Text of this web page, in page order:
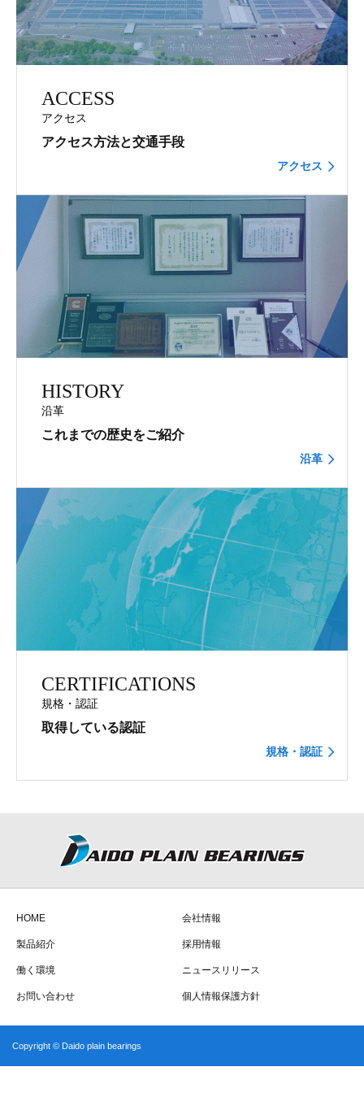
ACCESS
アクセス
アクセス方法と交通手段
アクセス
HISTORY
沿革
これまでの歴史をご紹介
沿革
CERTIFICATIONS
規格・認証
取得している認証
規格・認証
HOME 会社情報
製品紹介 採用情報
働く環境 ニュースリリース
お問い合わせ 個人情報保護方針
Copyright © Daido plain bearings